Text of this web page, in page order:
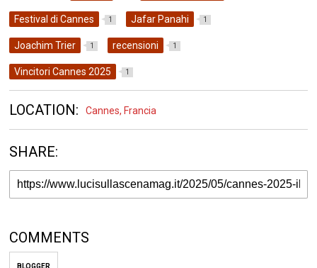
Festival di Cannes 1 Jafar Panahi 1
Joachim Trier 1 recensioni 1
Vincitori Cannes 2025 1
LOCATION: Cannes, Francia
SHARE:
COMMENTS
BLOGGER